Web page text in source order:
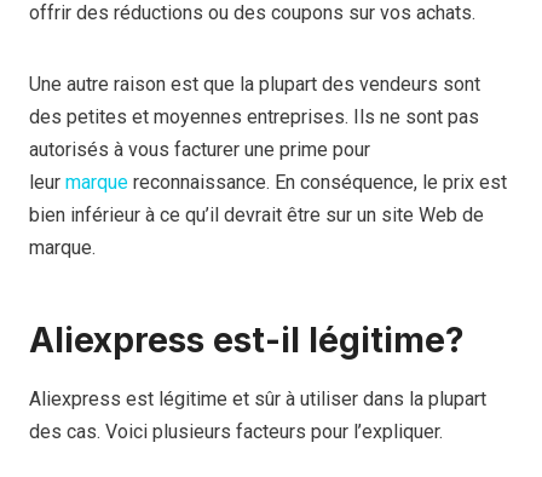
offrir des réductions ou des coupons sur vos achats.
Une autre raison est que la plupart des vendeurs sont
des petites et moyennes entreprises. Ils ne sont pas
autorisés à vous facturer une prime pour
leur marque reconnaissance. En conséquence, le prix est
bien inférieur à ce qu’il devrait être sur un site Web de
marque.
Aliexpress est-il légitime?
Aliexpress est légitime et sûr à utiliser dans la plupart
des cas. Voici plusieurs facteurs pour l’expliquer.